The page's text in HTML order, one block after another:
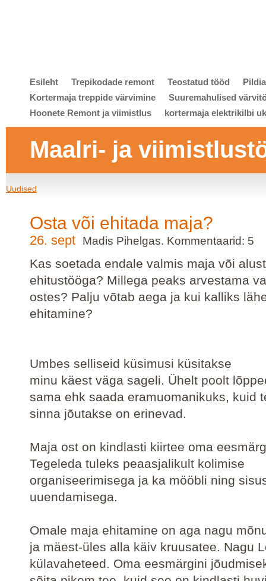
Esileht Trepikodade remont Teostatud tööd
Kortermaja treppide värvimine
Suuremahulised
Hoonete Remont ja viimistlus
kortermaja elektrikilbi
Maalri- ja
Uudised
Osta või ehitada maja?
26. sept Madis Pihelgas. Kommentaarid: 5
Kas soetada endale valmis maja või
ehitustööga? Millega peaks arvestama
ostes? Palju võtab aega ja kui kalliks
ehitamine?
Umbes selliseid küsimusi küsitakse
minu käest väga sageli. Ühelt poolt
sama ehk saada eramuomanikuks, kuid
sinna jõutakse on erinevad.
Maja ost on kindlasti kiirtee oma
Tegeleda tuleks peaasjalikult kolimise
organiseerimisega ja ka mööbli ning
uuendamisega.
Omale maja ehitamine on aga nagu
ja mäest-üles alla käiv kruusatee. Nagu
külavaheteed. Oma eesmärgini